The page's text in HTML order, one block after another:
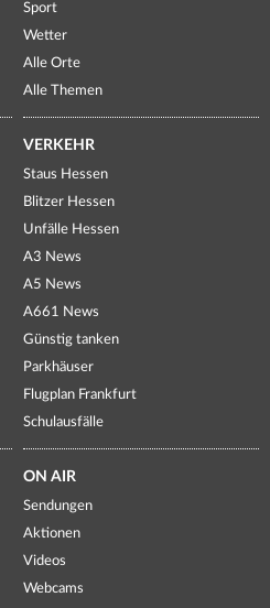
Sport
Wetter
Alle Orte
Alle Themen
VERKEHR
Staus Hessen
Blitzer Hessen
Unfälle Hessen
A3 News
A5 News
A661 News
Günstig tanken
Parkhäuser
Flugplan Frankfurt
Schulausfälle
ON AIR
Sendungen
Aktionen
Videos
Webcams